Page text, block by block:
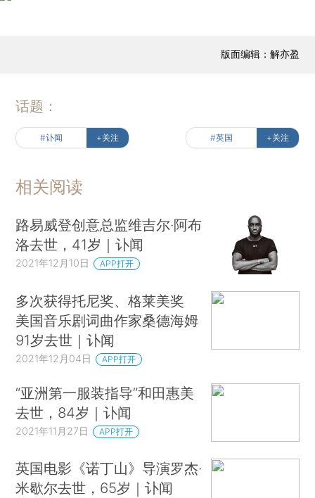
版面编辑：解亦盈
话题：
#讣闻 +关注 #英国 +关注
相关阅读
路易威登创意总监维吉尔·阿布
洛去世，41岁｜讣闻
2021年12月10日 APP打开
多次获得托尼奖、格莱美奖
美国音乐剧词曲作家桑德海姆
91岁去世｜讣闻
2021年12月04日 APP打开
“亚洲第一服装指导”和田惠美
去世，84岁｜讣闻
2021年11月27日 APP打开
英国电影《诺丁山》导演罗杰·
米歇尔去世，65岁｜讣闻